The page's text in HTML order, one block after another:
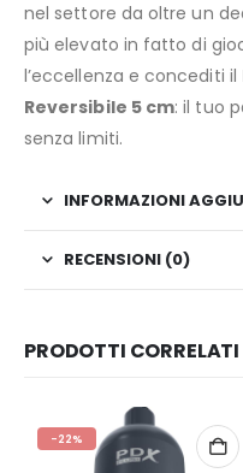
nel settore da oltre un
più elevato in fatto di
l’eccellenza e concediti il
Reversibile 5 cm: il tuo
senza limiti.
INFORMAZIONI
RECENSIONI (0)
PRODOTTI CORRELATI
-22%